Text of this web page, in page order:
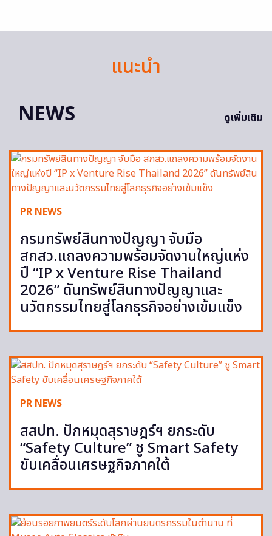
แนะนำ
NEWS
ดูเพิ่มเติม
PR NEWS
กรมทรัพย์สินทางปัญญา จับมือ
สกสว.แถลงความพร้อมจัดงานใหญ่แห่ง
ปี “IP x Venture Rise Thailand
2026” ดันทรัพย์สินทางปัญญาและ
นวัตกรรมไทยสู่โลกธุรกิจอย่างเข้มแข็ง
PR NEWS
สสปท. ปักหมุดสุราษฎร์ฯ ยกระดับ
“Safety Culture” ชู Smart Safety
ขับเคลื่อนเศรษฐกิจภาคใต้